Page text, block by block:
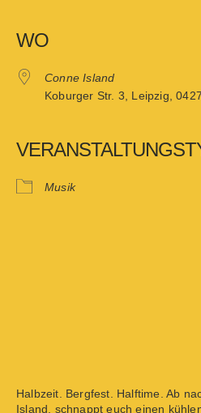
WO
Conne Island
Koburger Str. 3, Leipzig,
Musik
Halbzeit. Bergfest. Halftime. Ab
Island, schnappt euch einen